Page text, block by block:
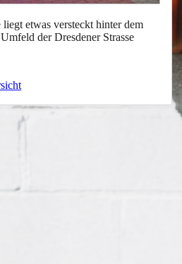
etwas versteckt hinter dem
der Dresdener Strasse